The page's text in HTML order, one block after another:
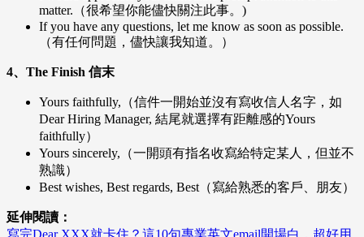
matter.（很希望你能儘快關注此事。)
If you have any questions, let me know as soon as possible.
（有任何問題，儘快讓我知道。）
4、The Finish 信末
Yours faithfully,（信件一開始並沒有寫收信人名字，如
Dear Hiring Manager, 結尾就選擇有距離感的Yours
faithfully）
Yours sincerely,（一開頭有指名收寫給特定某人，但並不
熟識）
Best wishes, Best regards, Best（寫給熟悉的客戶、朋友）
延伸閱讀：